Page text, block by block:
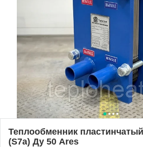
Теплообменник
(S7a) Ду 50 Ares